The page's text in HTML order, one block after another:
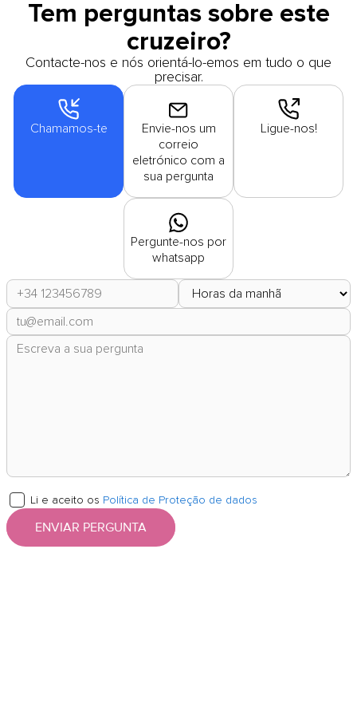
Tem perguntas sobre este
cruzeiro?
Contacte-nos e nós orientá-lo-emos em tudo o que
precisar.
Chamamos-te
Envie-nos um
correio
eletrónico com a
sua pergunta
Ligue-nos!
Pergunte-nos por
whatsapp
Li e aceito os Política de Proteção de dados
ENVIAR PERGUNTA